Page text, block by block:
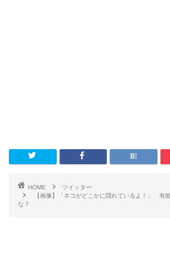
HOME
ツイッター
【画像】「ネコがどこかに隠れているよ！」 有
な？